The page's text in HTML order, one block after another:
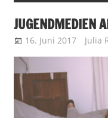
JUGENDMEDIEN
16. Juni 2017 Julia